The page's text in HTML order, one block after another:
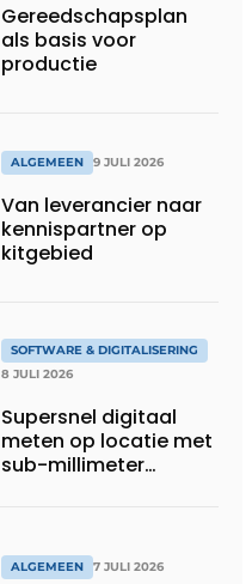
Gereedschapsplan
als basis voor
productie
ALGEMEEN 9 JULI 2026
Van leverancier naar
kennispartner op
kitgebied
SOFTWARE & DIGITALISERING
8 JULI 2026
Supersnel digitaal
meten op locatie met
sub-millimeter
ALGEMEEN 7 JULI 2026